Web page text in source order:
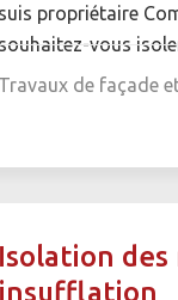
suis propriétaire
souhaitez-vous
Travaux de façade
Isolation des
insufflation